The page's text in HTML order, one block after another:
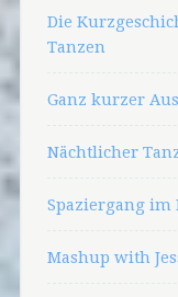
Die
Tanzen
Ganz kurzer
Nächtlicher
Spaziergang im
Mashup with